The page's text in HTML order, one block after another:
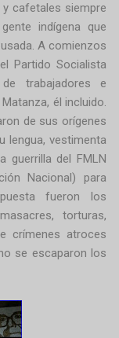
cafetales siempre
indígena que
A comienzos
Partido Socialista
trabajadores e
él incluido.
de sus orígenes
lengua, vestimenta
del FMLN
Nacional) para
fueron los
torturas,
crímenes atroces
se escaparon los